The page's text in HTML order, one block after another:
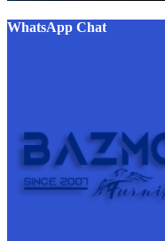
WhatsApp Chat